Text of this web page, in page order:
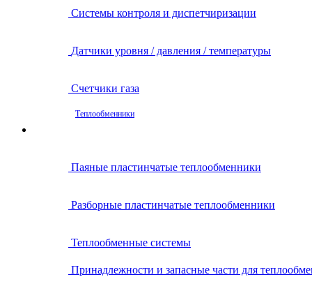
Системы контроля и диспетчиризации
Датчики уровня / давления / температуры
Счетчики газа
Теплообменники
Паяные пластинчатые теплообменники
Разборные пластинчатые теплообменники
Теплообменные системы
Принадлежности и запасные части для